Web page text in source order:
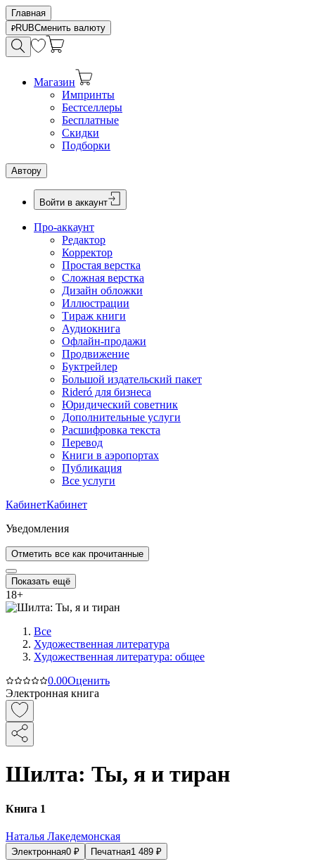
Главная
RUBСменить валюту
Магазин
Импринты
Бестселлеры
Бесплатные
Скидки
Подборки
Автору
Войти в аккаунт
Про-аккаунт
Редактор
Корректор
Простая верстка
Сложная верстка
Дизайн обложки
Иллюстрации
Тираж книги
Аудиокнига
Офлайн-продажи
Продвижение
Буктрейлер
Большой издательский пакет
Rideró для бизнеса
Юридический советник
Дополнительные услуги
Расшифровка текста
Перевод
Книги в аэропортах
Публикация
Все услуги
КабинетКабинет
Уведомления
Отметить все как прочитанные
Показать ещё
18+
Все
Художественная литература
Художественная литература: общее
0.00Оценить
Электронная книга
Шилта: Ты, я и тиран
Книга 1
Наталья Лакедемонская
Электронная0 ₽ Печатная1 489 ₽